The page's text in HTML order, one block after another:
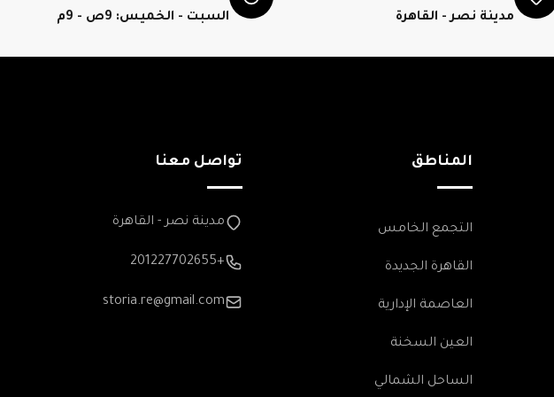
مدينة نصر - القاهرة السبت - الخميس: 9ص - 9م
المناطق
التجمع الخامس
القاهرة الجديدة
العاصمة الإدارية
العين السخنة
الساحل الشمالي
تواصل معنا
مدينة نصر - القاهرة
+201227702655
storia.re@gmail.com